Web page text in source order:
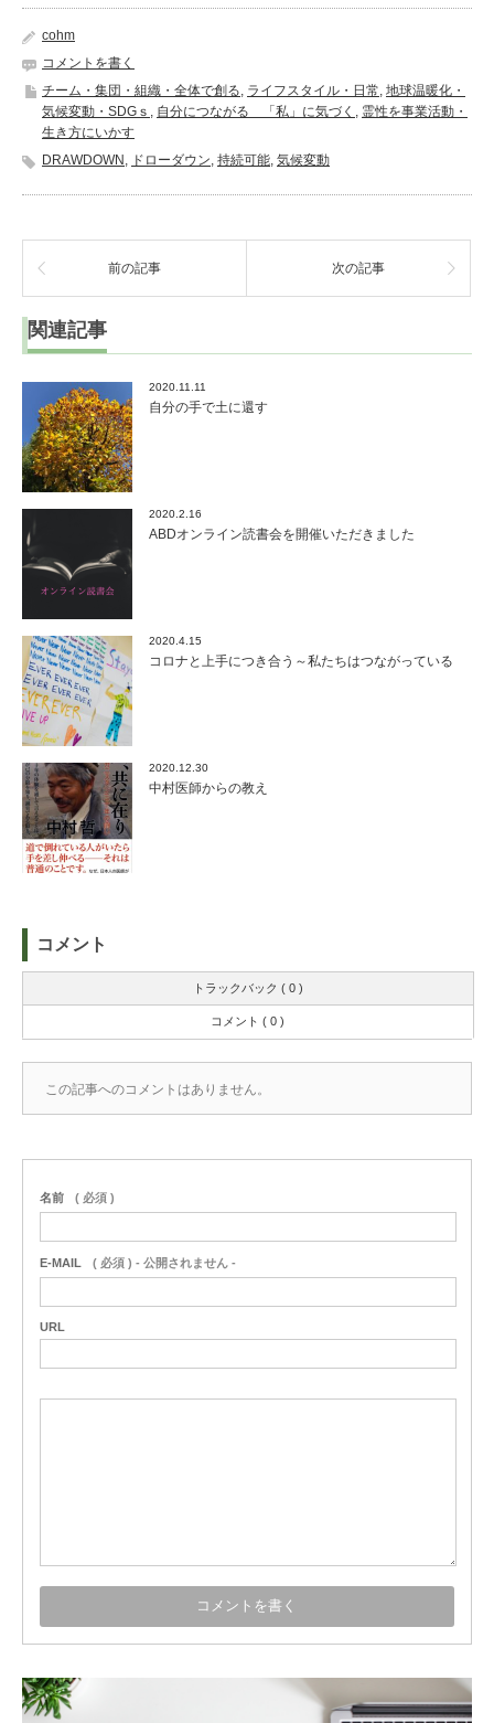
cohm
コメントを書く
チーム・集団・組織・全体で創る ライフスタイル・日常 地球温暖化・
気候変動・SDGｓ
自分につながる 「私」に気づく
霊性を事業活動・
生き方にいかす
DRAWDOWN
ドローダウン 持続可能 気候変動
前の記事 次の記事
関連記事
2020.11.11
自分の手で土に還す
2020.2.16
ABDオンライン読書会を開催いただきました
2020.4.15
コロナと上手につき合う～私たちはつながっている
2020.12.30
中村医師からの教え
コメント
トラックバック ( 0 )
コメント ( 0 )
この記事へのコメントはありません。
名前 ( 必須 )
E-MAIL ( 必須 ) - 公開されません -
URL